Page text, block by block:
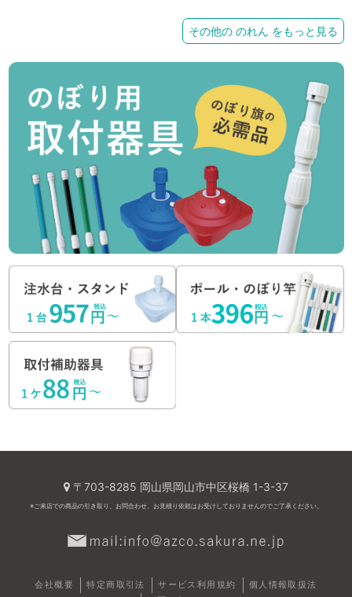
その他の のれん をもっと見る
〒703-8285 岡山県岡山市中区桜橋 1-3-37
※ご来店での商品の引き取り、お問合わせ、お見積り依頼はお受けしておりませんのでご了承ください。
会社概要 特定商取引法 サービス利用規約
個人情報取扱法